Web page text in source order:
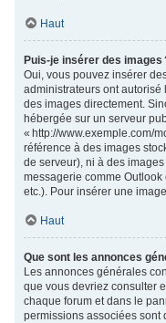
Haut
Puis-je insérer des images
Oui, vous pouvez insérer
administrateurs ont
des images directement.
hébergée sur un serveur
« http://www.exemple.com/
référence à des images
de serveur), ni à des
messagerie comme
etc.). Pour insérer une
Haut
Que sont les annonces
Les annonces générales
que vous devriez consulter
chaque forum et dans le
permissions associées sont